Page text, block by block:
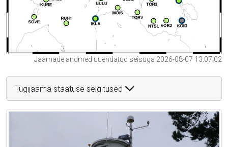
Jaamade andmed uuendatud seisuga 2026-08-07 13:07:02
Tugijaama staatuse selgitused